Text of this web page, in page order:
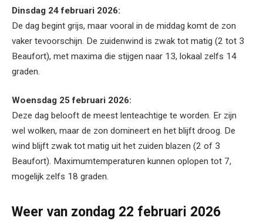
Dinsdag 24 februari 2026:
De dag begint grijs, maar vooral in de middag komt de zon
vaker tevoorschijn. De zuidenwind is zwak tot matig (2 tot 3
Beaufort), met maxima die stijgen naar 13, lokaal zelfs 14
graden.
Woensdag 25 februari 2026:
Deze dag belooft de meest lenteachtige te worden. Er zijn
wel wolken, maar de zon domineert en het blijft droog. De
wind blijft zwak tot matig uit het zuiden blazen (2 of 3
Beaufort). Maximumtemperaturen kunnen oplopen tot 7,
mogelijk zelfs 18 graden.
Weer van zondag 22 februari 2026